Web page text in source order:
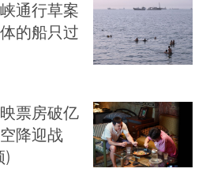
通行草案
的船只过
票房破亿
降迎战
)